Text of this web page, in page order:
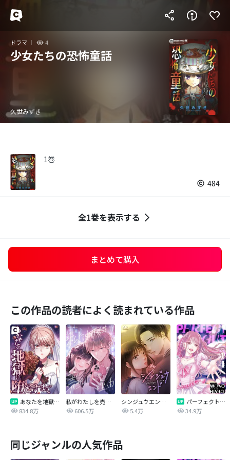
ドラマ 4
少女たちの恐怖童話
久世みずき
1巻
484
全1巻を表示する
まとめて購入
この作品の読者によく読まれている作品
あなたを地獄に堕とすまで
834.8万
私がわたしを売る理由
606.5万
シンジュウエンド【タテヨミ】
5.4万
パーフェクトグリッター
34.9万
同じジャンルの人気作品